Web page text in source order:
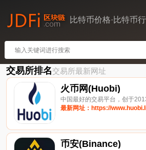
比特币价格·比特币
交易所排名交易所最新网址
火币网(Huobi)
中国最好的交易平台，创于
最新网址：https://
币安(Binance)